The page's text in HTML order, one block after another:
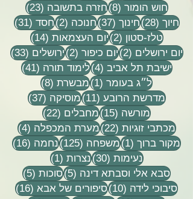
חוש הומור (8) 8 פוסטיםחזרה בתשובה (23)
23 פוסטים
חיוך (28) 28 פוסטים
חינוך (37) 37 פוסטים
חנוכה (2) 2 פוסטיםחסד (31)
31 פוסטים
טלז-סטון (2) 2 פוסטיםיום העצמאות (14)
14 פוסטים
יום ירושלים (2) 2 פוסטיםיום כיפור (2) 2 פוסטיםירושלים (33)
33 פוסטים
ישיבת תל אביב (4) 4 פוסטיםלימוד תורה (41)
41 פוסטים
ל״ג בעומר (1) פוסט 1
מבשרת (8)
8 פוסטים
מדרשת הרובע (11) 11 פוסטים
מוסיקה (37)
37 פוסטים
מורשה (15) 15 פוסטים
מחבלים (22)
22 פוסטים
מכתבי זוגיות (22) 22 פוסטים
מערת המכפלה (4)
4 פוסטים
מקור ברוך (1) פוסט 1
משפחה (125) 125 פוסטים
נחמה (16)
16 פוסטים
נעימות (30) 30 פוסטים
נצרות (1)
פוסט 1
סבא אלי וסבתא דינה (5) 5 פוסטיםסוכות (5)
5 פוסטים
סיבוכי לידה (10) 10 פוסטים
סיפורים של אבא (16)
16 פוסטים